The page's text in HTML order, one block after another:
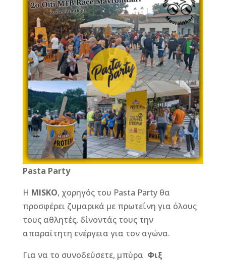
Pasta Party
Η MISKO, χορηγός του Pasta Party θα
προσφέρει ζυμαρικά με πρωτεΐνη για όλους
τους αθλητές, δίνοντάς τους την
απαραίτητη ενέργεια για τον αγώνα.
Για να το συνοδεύσετε, μπύρα Φιξ